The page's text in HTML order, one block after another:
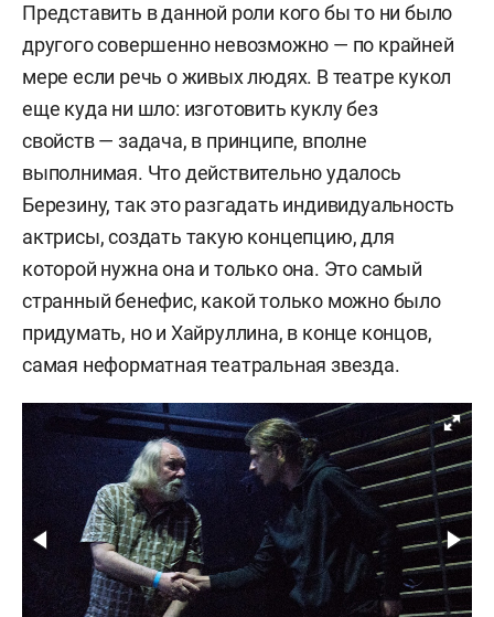
Представить в данной роли кого бы то ни было
другого совершенно невозможно — по крайней
мере если речь о живых людях. В театре кукол
еще куда ни шло: изготовить куклу без
свойств — задача, в принципе, вполне
выполнимая. Что действительно удалось
Березину, так это разгадать индивидуальность
актрисы, создать такую концепцию, для
которой нужна она и только она. Это самый
странный бенефис, какой только можно было
придумать, но и Хайруллина, в конце концов,
самая неформатная театральная звезда.